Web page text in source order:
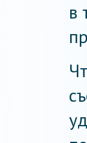
в